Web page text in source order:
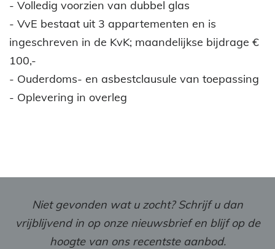
- Volledig voorzien van dubbel glas
- VvE bestaat uit 3 appartementen en is
ingeschreven in de KvK; maandelijkse bijdrage €
100,-
- Ouderdoms- en asbestclausule van toepassing
- Oplevering in overleg
Niet gevonden wat u zocht? Schrijf u dan
vrijblijvend in op onze nieuwsbrief en blijf op de
hoogte van ons recentste aanbod.